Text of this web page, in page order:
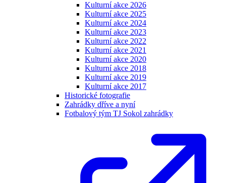
Kulturní akce 2026
Kulturní akce 2025
Kulturní akce 2024
Kulturní akce 2023
Kulturní akce 2022
Kulturní akce 2021
Kulturní akce 2020
Kulturní akce 2018
Kulturní akce 2019
Kulturní akce 2017
Historické fotografie
Zahrádky dříve a nyní
Fotbalový tým TJ Sokol zahrádky